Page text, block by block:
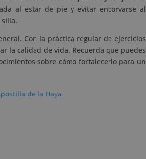
al estar de pie y evitar encorvarse al
silla.
Con la práctica regular de ejercicios
la calidad de vida. Recuerda que puedes
sobre cómo fortalecerlo para un
de la Haya